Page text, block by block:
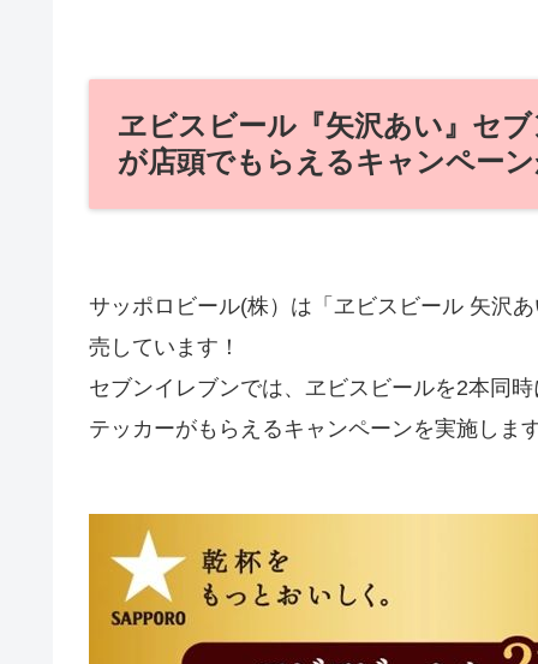
ヱビスビール『矢沢あい』セ
が店頭でもらえるキャンペー
サッポロビール(株）は「ヱビスビール 矢沢
売しています！
セブンイレブンでは、ヱビスビールを2本同
テッカーがもらえるキャンペーンを実施しま